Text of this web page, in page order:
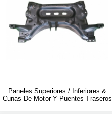
Paneles Superiores / Inferiores &
Cunas De Motor Y Puentes Traseros